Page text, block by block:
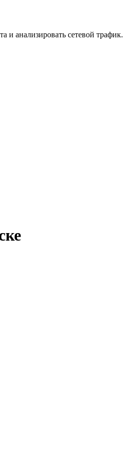
и анализировать сетевой трафик.